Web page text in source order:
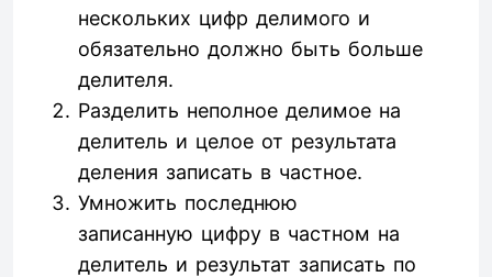
нескольких цифр делимого и
обязательно должно быть больше
делителя.
Разделить неполное делимое на
делитель и целое от результата
деления записать в частное.
Умножить последнюю
записанную цифру в частном на
делитель и результат записать по